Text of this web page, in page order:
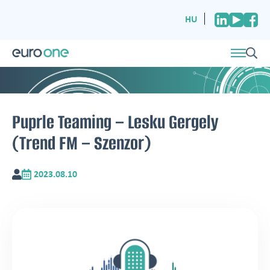
HU
Puprle Teaming – Lesku Gergely
(Trend FM – Szenzor)
2023.08.10